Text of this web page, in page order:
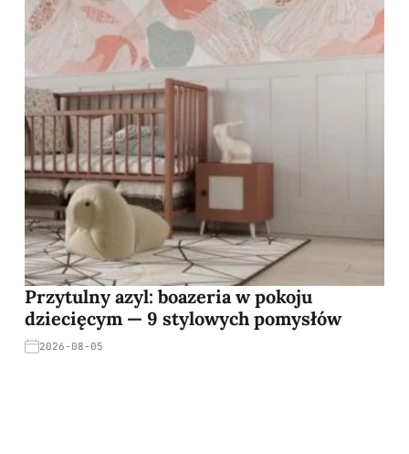
Przytulny azyl: boazeria w pokoju
dziecięcym — 9 stylowych pomysłów
2026-08-05